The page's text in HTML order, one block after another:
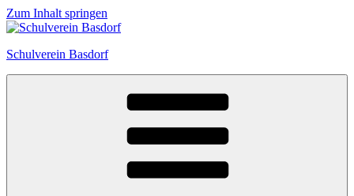
Zum Inhalt springen
Schulverein Basdorf